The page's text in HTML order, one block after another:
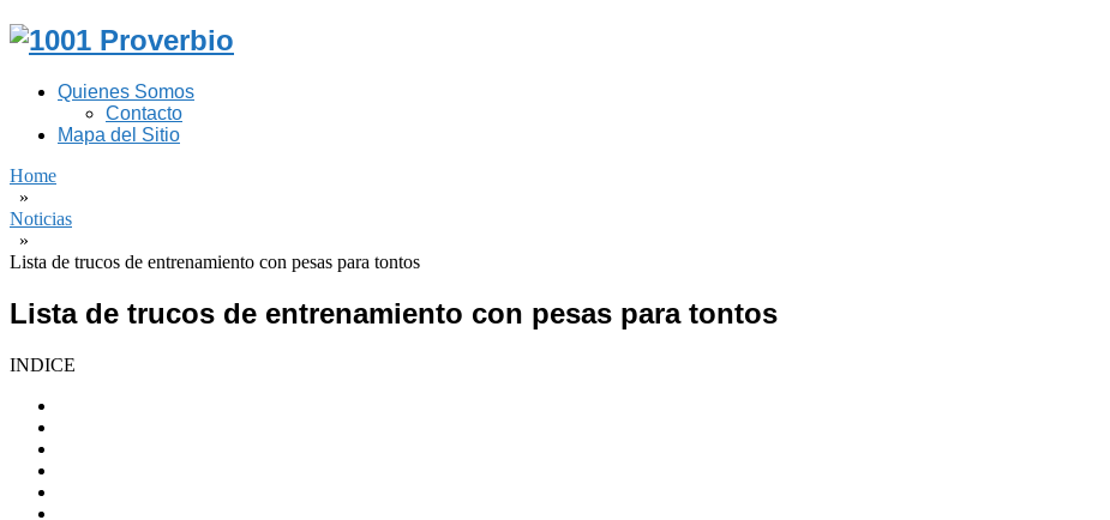
Quienes Somos
Contacto
Mapa del Sitio
Home
»
Noticias
»
Lista de trucos de entrenamiento con pesas para tontos
Lista de trucos de entrenamiento con pesas para tontos
INDICE